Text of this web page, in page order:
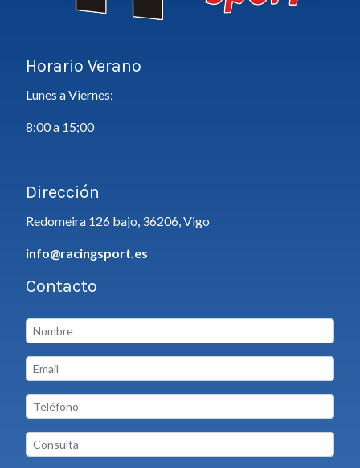
Horario Verano
Lunes a Viernes;
8;00 a 15;00
Dirección
Redomeira 126 bajo, 36206, Vigo
info@racingsport.es
Contacto